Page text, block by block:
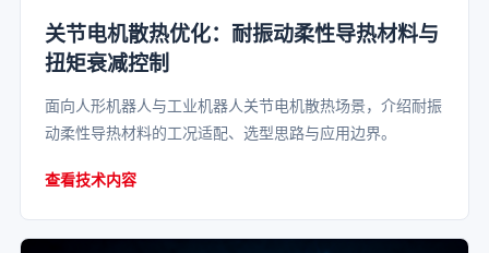
关节电机散热优化：耐振动柔性导热材料与
扭矩衰减控制
面向人形机器人与工业机器人关节电机散热场景，介绍耐振
动柔性导热材料的工况适配、选型思路与应用边界。
查看技术内容